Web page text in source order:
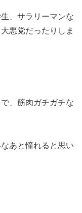
、サラリーマンな
悪党だったりしま
、筋肉ガチガチな
あと憧れると思い